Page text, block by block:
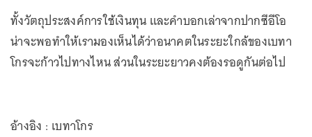
ทั้งวัตถุประสงค์การใช้เงินทุน และคำบอกเล่าจากปากซีอีโอ
น่าจะพอทำให้เรามองเห็นได้ว่าอนาคตในระยะใกล้ของเบทา
โกรจะก้าวไปทางไหน ส่วนในระยะยาวคงต้องรอดูกันต่อไป
อ้างอิง : เบทาโกร